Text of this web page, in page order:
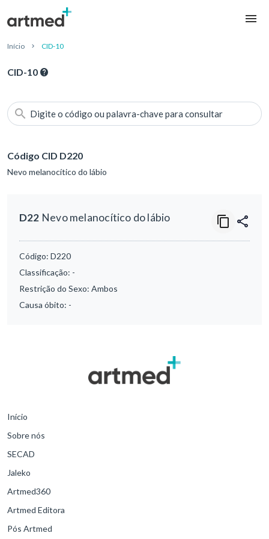
Início CID-10
CID-10
Digite o código ou palavra-chave para consultar
Código CID D220
Nevo melanocítico do lábio
D22 Nevo melanocítico do lábio
Código: D220
Classificação: -
Restrição do Sexo: Ambos
Causa óbito: -
Início
Sobre nós
SECAD
Jaleko
Artmed360
Artmed Editora
Pós Artmed